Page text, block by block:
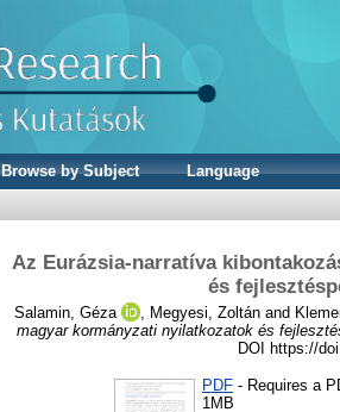
Browse by Subject
Language
Az Eurázsia-narratíva
és
Salamin, Géza , Megyesi, Zoltánand
magyar kormányzati nyilatkozatok és
DOI https://
PDF - Requires a
1MB